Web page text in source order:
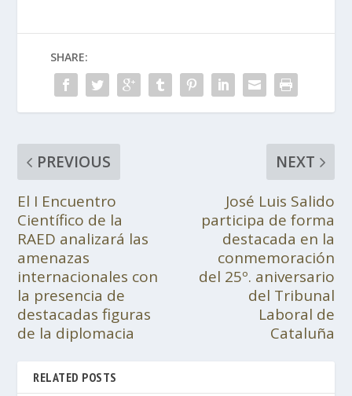
SHARE:
PREVIOUS
El I Encuentro
Científico de la
RAED analizará las
amenazas
internacionales con
la presencia de
destacadas figuras
de la diplomacia
NEXT
José Luis Salido
participa de forma
destacada en la
conmemoración
del 25º. aniversario
del Tribunal
Laboral de
Cataluña
RELATED POSTS